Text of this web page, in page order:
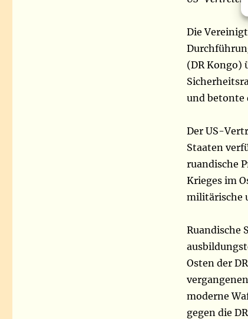
Die
(DR Kongo)
und betonte
Der US-
Staaten
ruandische
Krieges im
militärische
Ruandische
Osten der
moderne
gegen die